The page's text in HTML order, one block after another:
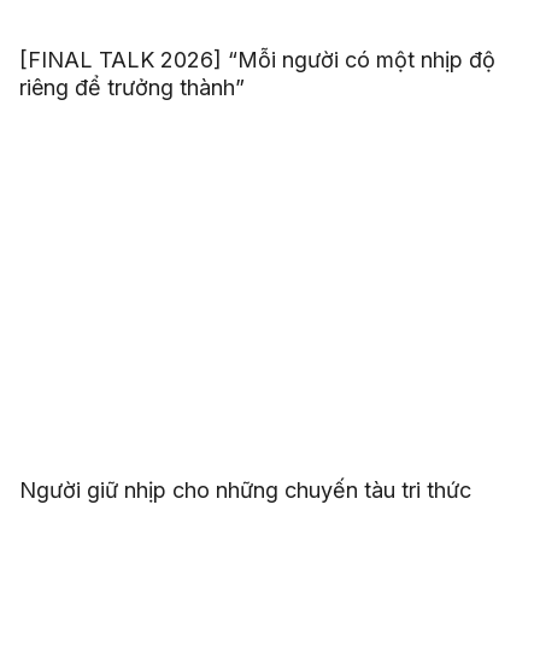
[FINAL TALK 2026] “Mỗi người có một nhịp độ
riêng để trưởng thành”
Người giữ nhịp cho những chuyến tàu tri thức